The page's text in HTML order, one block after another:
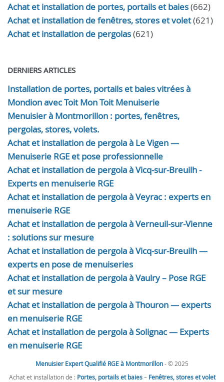
Achat et installation de portes, portails et baies(662)
Achat et installation de fenêtres, stores et volet(621)
Achat et installation de pergolas(621)
DERNIERS ARTICLES
Installation de portes, portails et baies vitrées à
Mondion avec Toit Mon Toit Menuiserie
Menuisier à Montmorillon : portes, fenêtres,
pergolas, stores, volets.
Achat et installation de pergola à Le Vigen —
Menuiserie RGE et pose professionnelle
Achat et installation de pergola à Vicq-sur-Breuilh -
Experts en menuiserie RGE
Achat et installation de pergola à Veyrac : experts en
menuiserie RGE
Achat et installation de pergola à Verneuil-sur-Vienne
: solutions sur mesure
Achat et installation de pergola à Vicq-sur-Breuilh —
experts en pose de menuiseries
Achat et installation de pergola à Vaulry – Pose RGE
et sur mesure
Achat et installation de pergola à Thouron — experts
en menuiserie RGE
Achat et installation de pergola à Solignac — Experts
en menuiserie RGE
Menuisier Expert Qualifié RGE à Montmorillon- © 2025
Achat et installation de : Portes, portails et baies– Fenêtres, stores et volet